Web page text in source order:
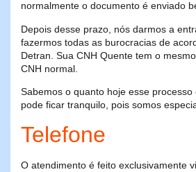
normalmente o documento é enviado
Depois desse prazo, nós darmos a
fazermos todas as burocracias de
Detran. Sua CNH Quente tem o
CNH normal.
Sabemos o quanto hoje esse
pode ficar tranquilo, pois somos
Telefone
O atendimento é feito exclusivamente